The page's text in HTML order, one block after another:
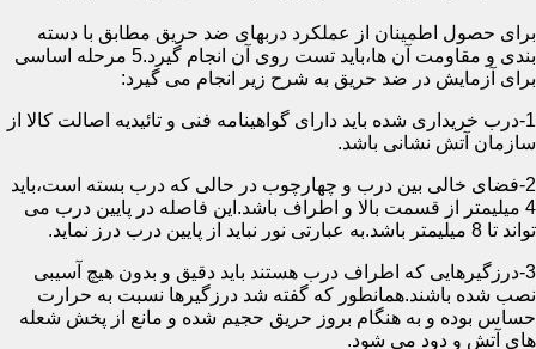
برای حصول اطمینان از عملکرد دربهای ضد حریق مطابق با دسته
بندی و مقاومت آن ها،باید تست روی آن انجام گیرد.5 مرحله اساسی
برای آزمایش در ضد حریق به شرح زیر انجام می گیرد:
1-درب خریداری شده باید دارای گواهینامه فنی و تائیدیه اصالت کالا از
سازمان آتش نشانی باشد.
2-فضای خالی بین درب و چهارچوب در حالی که درب بسته است،باید
4 میلیمتر از قسمت بالا و اطراف باشد.این فاصله در پایین درب می
تواند تا 8 میلیمتر باشد.به عبارتی نور نباید از پایین درب درز نماید.
3-درزگیرهایی که اطراف درب هستند باید دقیق و بدون هیچ آسیبی
نصب شده باشند.همانطور که گفته شد درزگیرها نسبت به حرارت
حساس بوده و به هنگام بروز حریق حجیم شده و مانع از پخش شعله
های آتش و دود می شود.